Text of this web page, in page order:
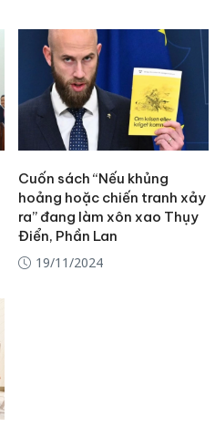
Cuốn sách “Nếu khủng
hoảng hoặc chiến tranh xảy
ra” đang làm xôn xao Thụy
Điển, Phần Lan
19/11/2024